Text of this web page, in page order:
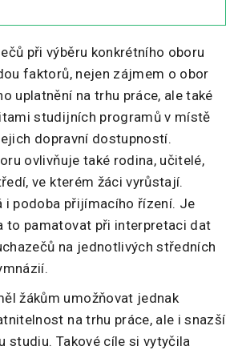
při výběru konkrétního oboru
faktorů, nejen zájmem o obor
uplatnění na trhu práce, ale také
studijních programů v místě
dopravní dostupností.
ovlivňuje také rodina, učitelé,
ve kterém žáci vyrůstají.
i podoba přijímacího řízení. Je
to pamatovat při interpretaci dat
na jednotlivých středních
žákům umožňovat jednak
na trhu práce, ale i snazší
studiu. Takové cíle si vytyčila